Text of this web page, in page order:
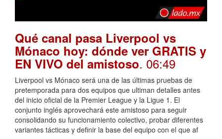
Qué canal pasa Liverpool vs
Mónaco hoy: dónde ver GRATIS y
EN VIVO del amistoso. 06:49
Liverpool vs Mónaco será una de las últimas pruebas de
pretemporada para dos equipos que ultiman detalles antes
del inicio oficial de la Premier League y la Ligue 1. El
conjunto inglés aprovechará este amistoso para seguir
consolidando su funcionamiento colectivo, probar diferentes
variantes tácticas y definir la base del equipo con el que af